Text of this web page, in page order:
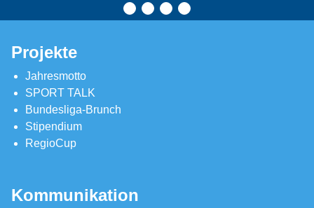
Projekte
Jahresmotto
SPORT TALK
Bundesliga-Brunch
Stipendium
RegioCup
Kommunikation